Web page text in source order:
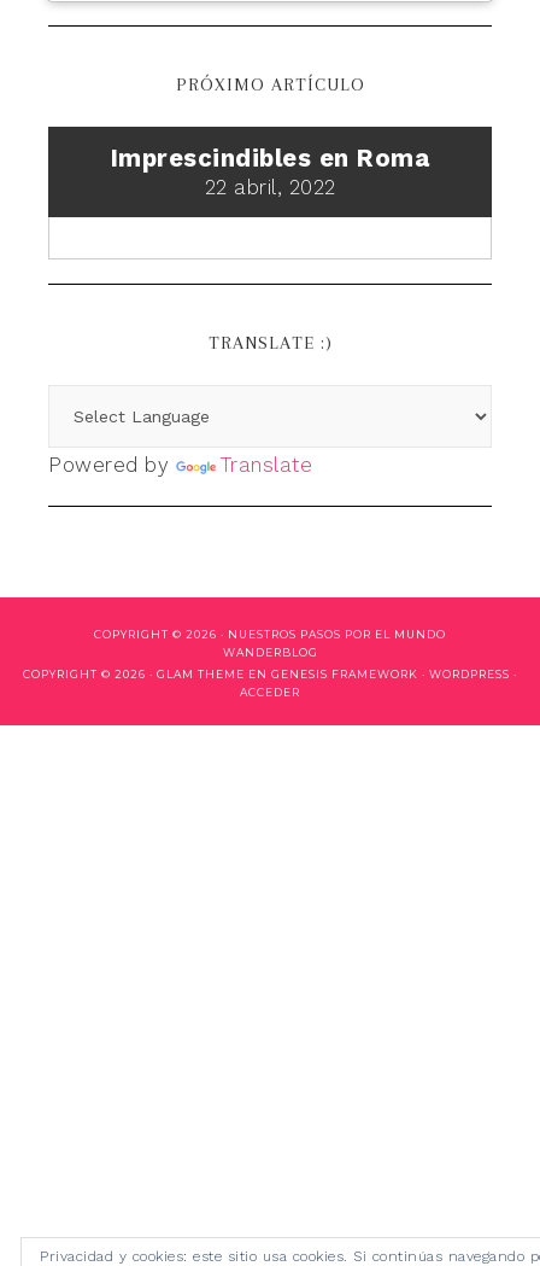
PRÓXIMO ARTÍCULO
Imprescindibles en Roma
22 abril, 2022
TRANSLATE :)
Powered by Translate
COPYRIGHT © 2026 · NUESTROS PASOS POR EL MUNDO
WANDERBLOG
COPYRIGHT © 2026 · GLAM THEME EN GENESIS FRAMEWORK · WORDPRESS ·
ACCEDER
Privacidad y cookies: este sitio usa cookies. Si continúas navegando